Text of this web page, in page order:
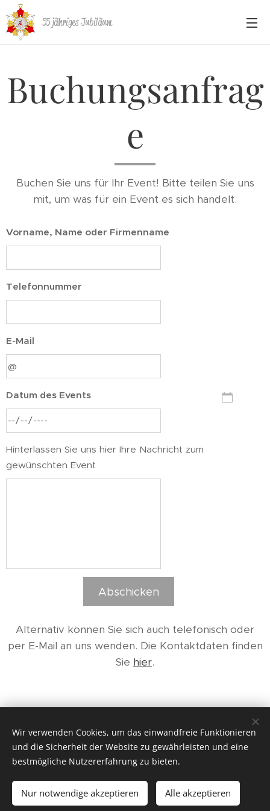
55 jähriges Jubiläum
Buchungsanfrag
e
Buchen Sie uns für Ihr Event! Bitte teilen Sie uns
mit, um was für ein Event es sich handelt.
Vorname, Name oder Firmenname
Telefonnummer
E-Mail
Datum des Events
Hinterlassen Sie uns hier Ihre Nachricht zum
gewünschten Event
Abschicken
Alternativ können Sie sich auch telefonisch oder
per E-Mail an uns wenden. Die Kontaktdaten finden
Sie hier.
© 2019 - 2025 TSC Rot Weiß Waldorf e.V.
vorbehalten. Kopieren von Bildern und Inhalten dieser
Homepage ist ausdrücklich untersagt.
Unterstützt von
Webnode Cookies
Wir verwenden Cookies, um das einwandfreie Funktionieren
und die Sicherheit der Website zu gewährleisten und eine
bestmögliche Nutzererfahrung zu bieten.
Nur notwendige akzeptieren Alle akzeptieren